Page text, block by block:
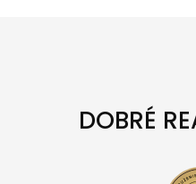
DOBRÉ